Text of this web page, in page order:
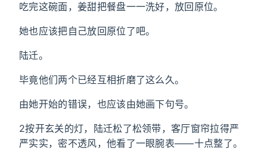
吃完这碗面，姜甜把餐盘一一洗好，放回原位。
她也应该把自己放回原位了吧。
陆迁。
毕竟他们两个已经互相折磨了这么久。
由她开始的错误，也应该由她画下句号。
2按开玄关的灯，陆迁松了松领带，客厅窗帘拉得严
严实实，密不透风，他看了一眼腕表——十点整了。